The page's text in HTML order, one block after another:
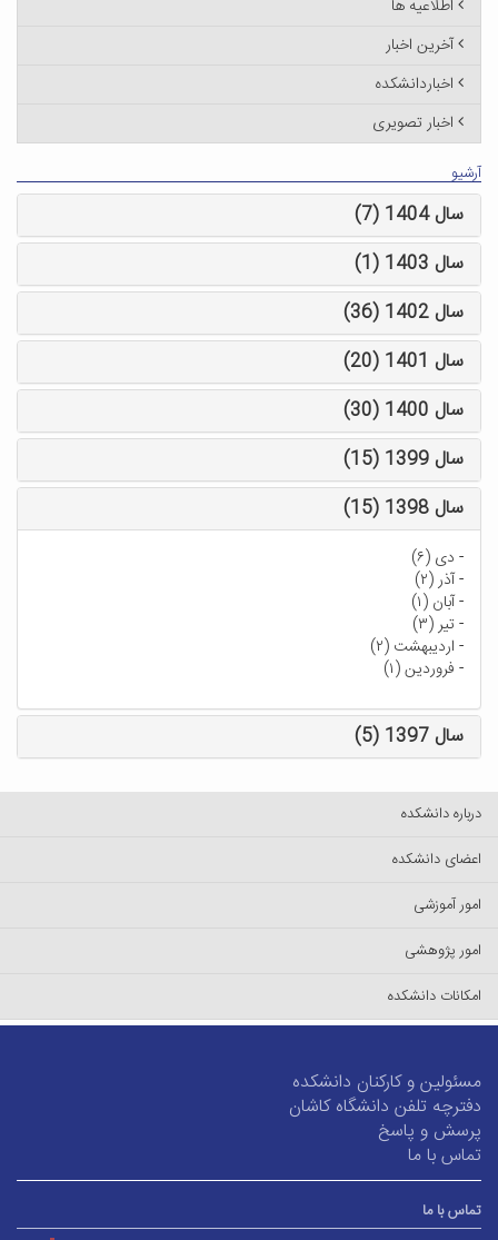
اطلاعیه ها
آخرین اخبار
اخباردانشکده
اخبار تصویری
آرشیو
سال 1404 (7)
سال 1403 (1)
سال 1402 (36)
سال 1401 (20)
سال 1400 (30)
سال 1399 (15)
سال 1398 (15)
- دی (۶)
-آذر (۲)
-آبان (۱)
-تیر (۳)
- اردیبهشت (۲)
- فروردین (۱)
سال 1397 (5)
درباره دانشکده
اعضای دانشکده
امور آموزشی
امور پژوهشی
امکانات دانشکده
مسئولین و کارکنان دانشکده
دفترچه تلفن دانشگاه کاشان
پرسش و پاسخ
تماس با ما
تماس با ما